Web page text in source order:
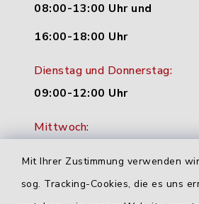
Mit Ihrer Zustimmung verwenden
sog. Tracking-Cookies, die es uns
08:00-13:00 Uhr und
16:00-18:00 Uhr
Dienstag und Donnerstag:
09:00-12:00 Uhr
Mittwoch:
Freitag: